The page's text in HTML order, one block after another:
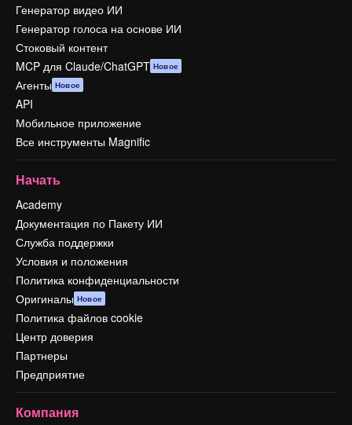
Генератор видео ИИ
Генератор голоса на основе ИИ
Стоковый контент
MCP для Claude/ChatGPT Новое
Агенты Новое
API
Мобильное приложение
Все инструменты Magnific
Начать
Academy
Документация по Пакету ИИ
Служба поддержки
Условия и положения
Политика конфиденциальности
Оригиналы Новое
Политика файлов cookie
Центр доверия
Партнеры
Предприятие
Компания